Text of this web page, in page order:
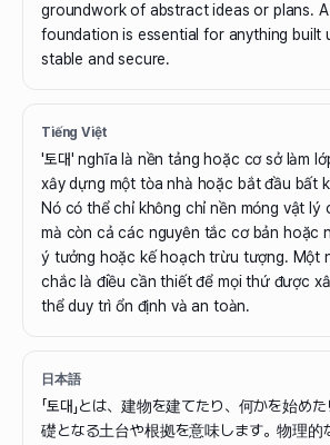
groundwork of abstract ideas or plans.
foundation is essential for anything built
stable and secure.
Tiếng Việt
'토대' nghĩa là nền tảng hoặc cơ sở làm
xây dựng một tòa nhà hoặc bắt đầu bất
Nó có thể chỉ không chỉ nền móng vật lý
mà còn cả các nguyên tắc cơ bản hoặc
ý tưởng hoặc kế hoạch trừu tượng. Một
chắc là điều cần thiết để mọi thứ được
thể duy trì ổn định và an toàn.
日本語
「토대」とは、建物を建てたり、何かを始め
礎となる土台や根拠を意味します。物理的